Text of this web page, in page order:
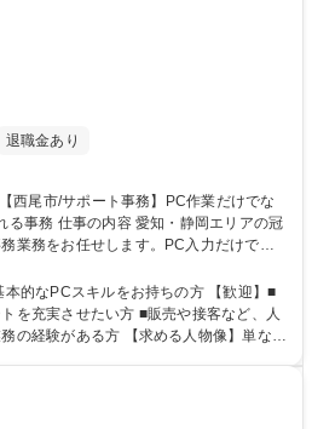
退職金あり
岡エリアの冠
業務をお任せします。PC入力だけでは
ターのサポートも行うため、人と関わり
詳細】PCでのデータ
怠管理に加え、来館されたお客様の対応
務補助など、幅広いサポート業務をお任
の平日休みを活用しプライベートも充実
的なPCスキルをお持ちの方 【歓迎】■
を充実させたい方 ■販売や接客など、人
【求める人物像】単なる
選考ポイント】これまでの経験の中で、
ピソードを評価します。協調性を大切に